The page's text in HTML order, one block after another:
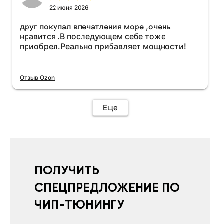
км.Дополняю после пробега 120 км
более энергичный расход не
увеличился.Всем рекомендую к покупке.
22 июня 2026
друг покупал впечатления море ,очень
нравится .В последующем себе тоже
приобрел.Реально прибавляет мощности!
Отзыв Ozon
Еще
ПОЛУЧИТЬ
СПЕЦПРЕДЛОЖЕНИЕ ПО
ЧИП-ТЮНИНГУ